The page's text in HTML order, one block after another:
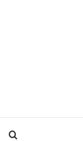
Search for